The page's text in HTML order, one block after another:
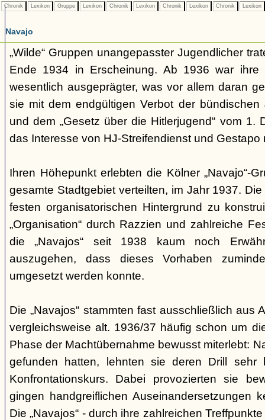
Chronik Lexikon Gruppe Lexikon Chronik Lexikon Chronik Lexikon Chronik Lexikon
Navajo
„Wilde“ Gruppen unangepasster Jugendlicher
Ende 1934 in Erscheinung. Ab 1936 war ihre
wesentlich ausgeprägter, was vor allem daran
sie mit dem endgültigen Verbot der
und dem „Gesetz über die Hitlerjugend“ vom 1.
das Interesse von HJ-Streifendienst und Gestapo
Ihren Höhepunkt erlebten die Kölner „Navajo“-
gesamte Stadtgebiet verteilten, im Jahr 1937.
festen organisatorischen Hintergrund zu
„Organisation“ durch Razzien und zahlreiche
die „Navajos“ seit 1938 kaum noch
auszugehen, dass dieses Vorhaben
umgesetzt werden konnte.
Die „Navajos“ stammten fast ausschließlich aus
vergleichsweise alt. 1936/37 häufig schon um
Phase der Machtübernahme bewusst miterlebt:
gefunden hatten, lehnten sie deren Drill
Konfrontationskurs. Dabei provozierten sie
gingen handgreiflichen Auseinandersetzungen
Die „Navajos“ - durch ihre zahlreichen